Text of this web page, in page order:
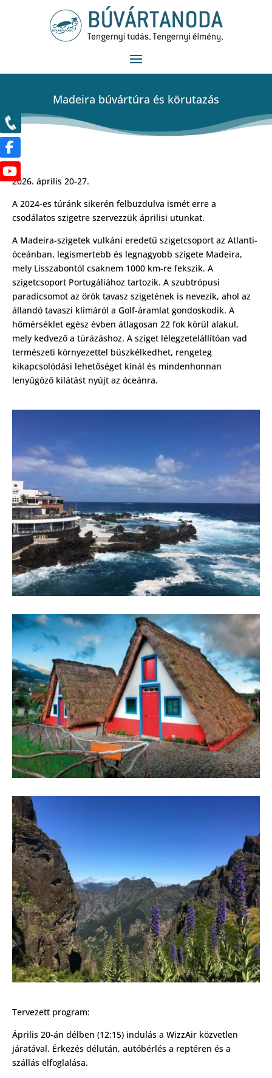
Madeira búvártúra és körutazás
2026. április 20-27.
A 2024-es túránk sikerén felbuzdulva ismét erre a
csodálatos szigetre szervezzük áprilisi utunkat.
A Madeira-szigetek vulkáni eredetű szigetcsoport az Atlanti-
óceánban, legismertebb és legnagyobb szigete Madeira,
mely Lisszabontól csaknem 1000 km-re fekszik. A
szigetcsoport Portugáliához tartozik. A szubtrópusi
paradicsomot az örök tavasz szigetének is nevezik, ahol az
állandó tavaszi klímáról a Golf-áramlat gondoskodik. A
hőmérséklet egész évben átlagosan 22 fok körül alakul,
mely kedvező a túrázáshoz. A sziget lélegzetelállítóan vad
természeti környezettel büszkélkedhet, rengeteg
kikapcsolódási lehetőséget kínál és mindenhonnan
lenyűgöző kilátást nyújt az óceánra.
Tervezett program:
Április 20-án délben (12:15) indulás a WizzAir közvetlen
járatával. Érkezés délután, autóbérlés a reptéren és a
szállás elfoglalása.